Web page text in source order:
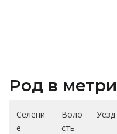
Род в
Селени
е
Воло
сть
Уезд